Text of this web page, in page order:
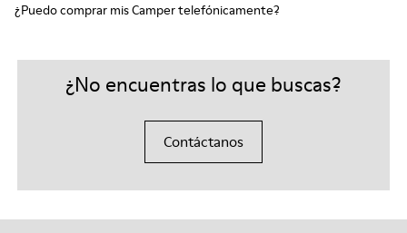
¿Puedo comprar mis Camper telefónicamente?
¿No encuentras lo que buscas?
Contáctanos